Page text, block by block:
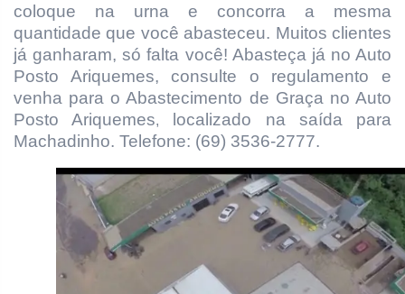
coloque na urna e concorra a mesma
quantidade que você abasteceu. Muitos clientes
já ganharam, só falta você! Abasteça já no Auto
Posto Ariquemes, consulte o regulamento e
venha para o Abastecimento de Graça no Auto
Posto Ariquemes,
localizado na saída para
Machadinho. Telefone: (69) 3536-2777.